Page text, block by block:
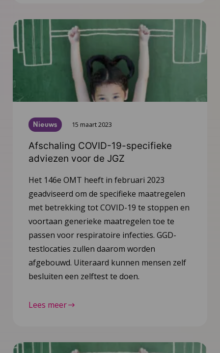
Nieuws 15 maart 2023
Afschaling COVID-19-specifieke
adviezen voor de JGZ
Het 146e OMT heeft in februari 2023
geadviseerd om de specifieke maatregelen
met betrekking tot COVID-19 te stoppen en
voortaan generieke maatregelen toe te
passen voor respiratoire infecties. GGD-
testlocaties zullen daarom worden
afgebouwd. Uiteraard kunnen mensen zelf
besluiten een zelftest te doen.
Lees meer